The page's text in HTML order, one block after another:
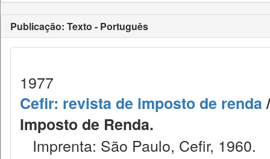
Publicação: Texto - Português
1977
Cefir: revista de imposto de renda
Imposto de Renda.
Imprenta: São Paulo, Cefir, 1960.